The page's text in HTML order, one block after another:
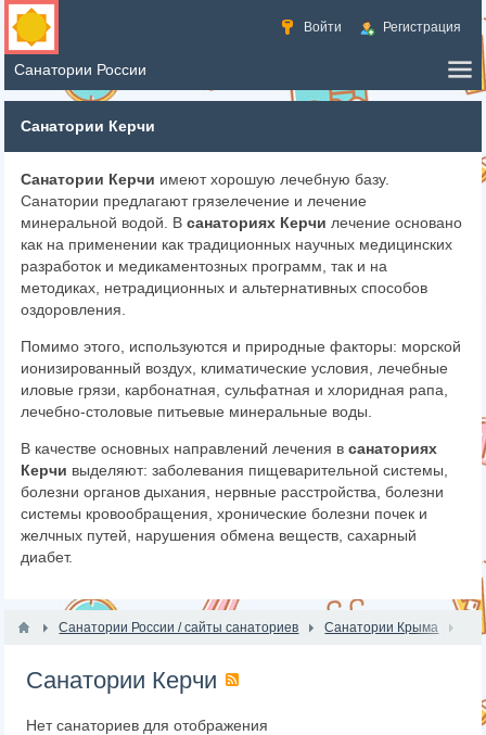
Войти Регистрация
Санатории Керчи
Санатории Керчи имеют хорошую лечебную базу.
Санатории предлагают грязелечение и лечение
минеральной водой. Всанаториях Керчи лечение основано
как на применении как традиционных научных медицинских
разработок и медикаментозных программ, так и на
методиках, нетрадиционных и альтернативных способов
оздоровления.
Помимо этого, используются и природные факторы: морской
ионизированный воздух, климатические условия, лечебные
иловые грязи, карбонатная, сульфатная и хлоридная рапа,
лечебно-столовые питьевые минеральные воды.
В качестве основных направлений лечения всанаториях
Керчи выделяют: заболевания пищеварительной системы,
болезни органов дыхания, нервные расстройства, болезни
системы кровообращения, хронические болезни почек и
желчных путей, нарушения обмена веществ, сахарный
диабет.
Санатории России / сайты санаториев Санатории Крыма
Санатории Керчи
Нет санаториев для отображения